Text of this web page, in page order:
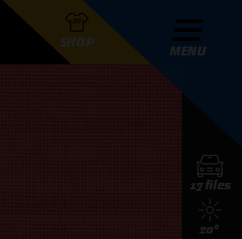
SHOP
MENU
17 files
20°